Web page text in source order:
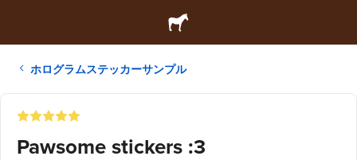
ホログラムステッカーサンプル
Pawsome stickers :3